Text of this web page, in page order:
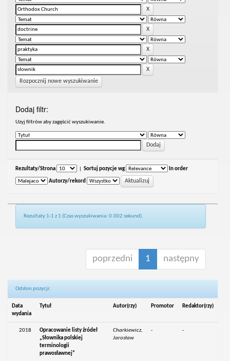
Rozpocznij nowe wyszukiwanie
Dodaj filtr:
Uzyj filtrów aby zagęścić wyszukiwanie.
Rezultaty/Strona Sortuj pozycje wg In order
Autorzy/rekord
Rezultaty 1-1 z 1 (Czas wyszukiwania: 0.002 sekund).
poprzedni 1 następny
Odsłon pozycji:
Data
wydania
Tytuł Autor(rzy) Promotor Redaktor(rzy)
2018
Opracowanie listy źródeł
„Słownika polskiej
terminologii
prawosławnej”
Charkiewicz,
Jarosław
- -